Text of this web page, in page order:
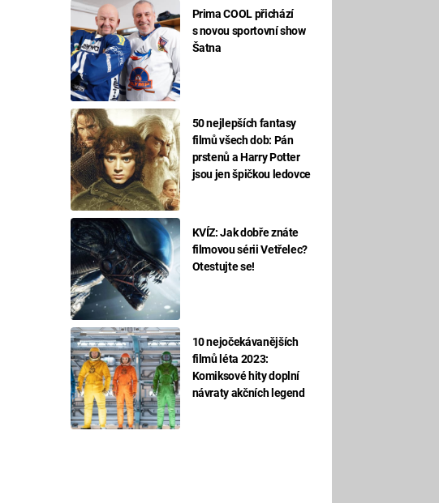
Prima COOL přichází
s novou sportovní show
Šatna
50 nejlepších fantasy
filmů všech dob: Pán
prstenů a Harry Potter
jsou jen špičkou ledovce
KVÍZ: Jak dobře znáte
filmovou sérii Vetřelec?
Otestujte se!
10 nejočekávanějších
filmů léta 2023:
Komiksové hity doplní
návraty akčních legend